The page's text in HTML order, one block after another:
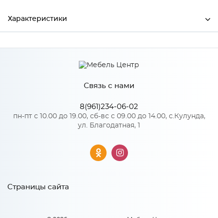
Характеристики
Ширина 3000
32
0.5
СКИФ
№296АР Полярная звезда
Количество упаковок: 1
Связь с нами
8(961)234-06-02
пн-пт с 10.00 до 19.00, сб-вс с 09.00 до 14.00, с.Кулунда,
ул. Благодатная, 1
Страницы сайта